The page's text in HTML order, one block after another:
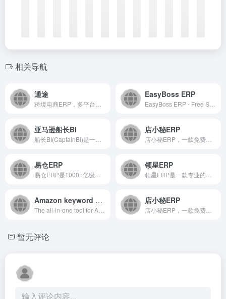
相关导航
通途 EasyBoss ERP
亚马逊船长BI 店小秘ERP
易仓ERP 领星ERP
Amazon keyword and product research toolbox 店小秘ERP
暂无评论